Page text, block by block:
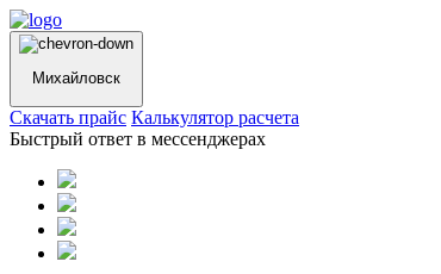
Михайловск
Cкачать прайс Калькулятор расчета
Быстрый ответ в мессенджерах